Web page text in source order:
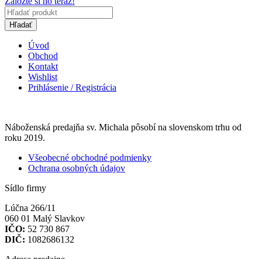
Hľadať
Úvod
Obchod
Kontakt
Wishlist
Prihlásenie / Registrácia
Náboženská predajňa sv. Michala pôsobí na slovenskom trhu od
roku 2019.
Všeobecné obchodné podmienky
Ochrana osobných údajov
Sídlo firmy
Lúčna 266/11
060 01 Malý Slavkov
IČO: 52 730 867
DIČ: 1082686132